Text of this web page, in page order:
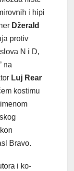
i hipi
Džerald
protiv
N i D,
na
Luj Rear
kostimu
Bravo.
i ko-